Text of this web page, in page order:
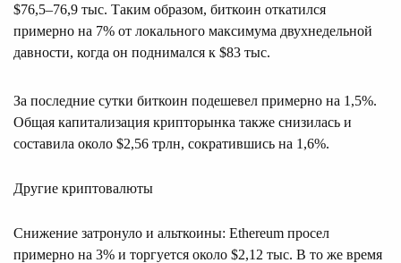
$76,5–76,9 тыс. Таким образом, биткоин откатился
примерно на 7% от локального максимума двухнедельной
давности, когда он поднимался к $83 тыс.
За последние сутки биткоин подешевел примерно на 1,5%.
Общая капитализация крипторынка также снизилась и
составила около $2,56 трлн, сократившись на 1,6%.
Другие криптовалюты
Снижение затронуло и альткоины: Ethereum просел
примерно на 3% и торгуется около $2,12 тыс. В то же время